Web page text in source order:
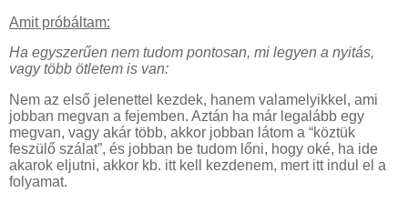
Amit próbáltam:
Ha egyszerűen nem tudom pontosan, mi legyen a nyitás,
vagy több ötletem is van:
Nem az első jelenettel kezdek, hanem valamelyikkel, ami
jobban megvan a fejemben. Aztán ha már legalább egy
megvan, vagy akár több, akkor jobban látom a “köztük
feszülő szálat”, és jobban be tudom lőni, hogy oké, ha ide
akarok eljutni, akkor kb. itt kell kezdenem, mert itt indul el a
folyamat.